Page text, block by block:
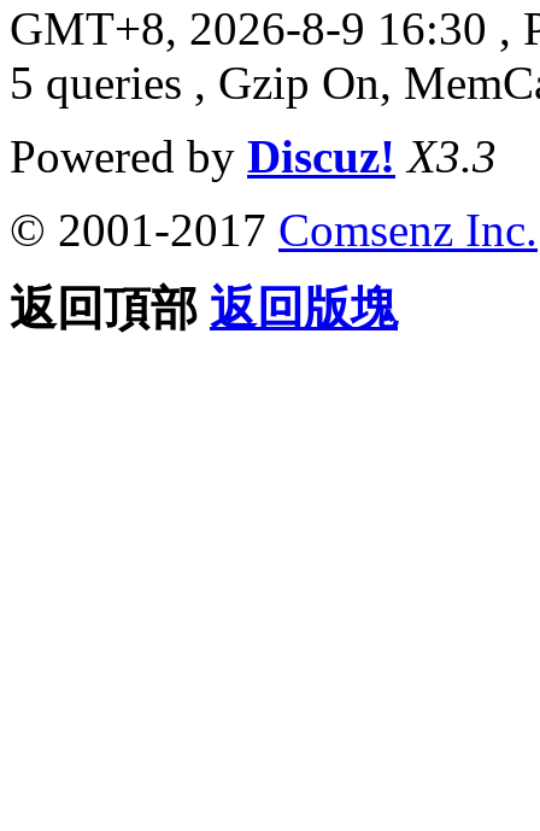
GMT+8, 2026-8-9 16:30 ,
5 queries , Gzip On,
Powered by Discuz! X3.3
© 2001-2017 Comsenz Inc.
返回頂部 返回版塊